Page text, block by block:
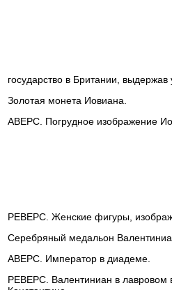
государство в Британии,
Золотая монета Иовиана.
АВЕРС. Погрудное изображение
РЕВЕРС. Женские фигуры,
Серебряный медальон
АВЕРС. Император в диадеме.
РЕВЕРС. Валентиниан в лавровом